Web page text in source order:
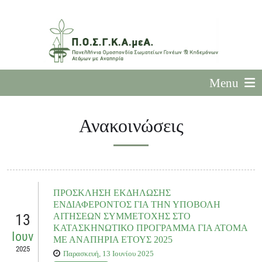
Menu
Ανακοινώσεις
13
Ιουν
2025
ΠΡΟΣΚΛΗΣΗ ΕΚΔΗΛΩΣΗΣ
ΕΝΔΙΑΦΕΡΟΝΤΟΣ ΓΙΑ ΤΗΝ ΥΠΟΒΟΛΗ
ΑΙΤΗΣΕΩΝ ΣΥΜΜΕΤΟΧΗΣ ΣΤΟ
ΚΑΤΑΣΚΗΝΩΤΙΚΟ ΠΡΟΓΡΑΜΜΑ ΓΙΑ ΑΤΟΜΑ
ΜΕ ΑΝΑΠΗΡΙΑ ΕΤΟΥΣ 2025
Παρασκευή, 13 Ιουνίου 2025